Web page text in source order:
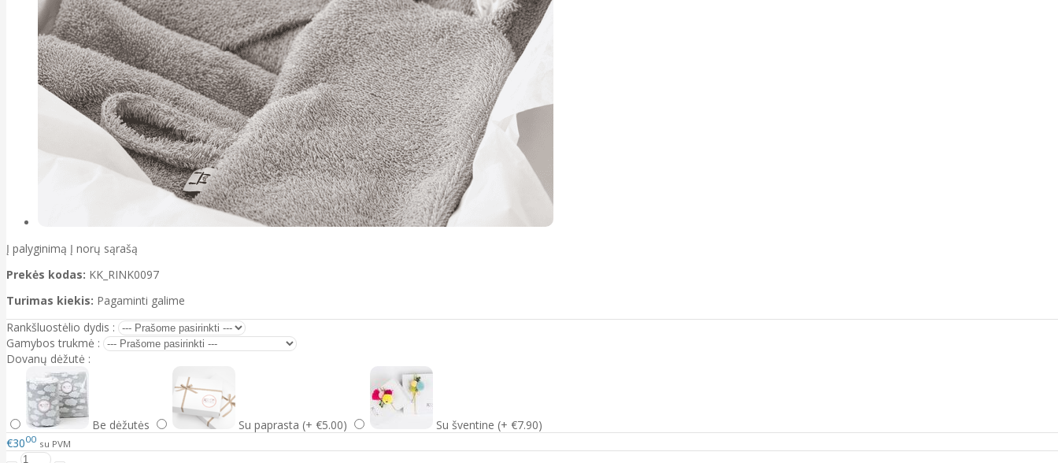
Į palyginimą Į norų sąrašą
Prekės kodas: KK_RINK0097
Turimas kiekis: Pagaminti galime
Rankšluostėlio dydis :
Gamybos trukmė :
Dovanų dėžutė :
Be dėžutės Su paprasta (+ €5.00)
Su šventine (+ €7.90)
€3000 su PVM